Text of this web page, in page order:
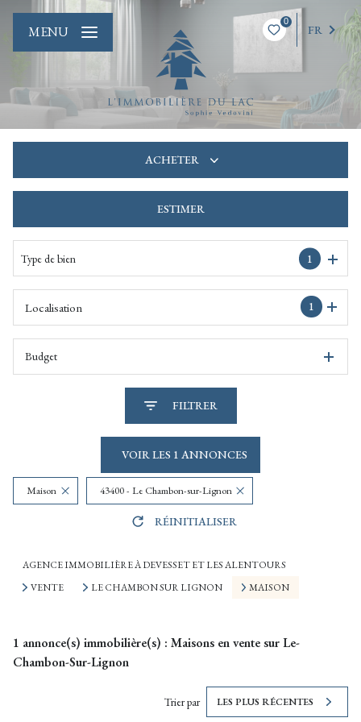
0
FR
MENU
ACHETER
De l'immo pro
ESTIMER
Type de bien 1
1
Localisation
Budget
FILTRER
VOIR LES 1 ANNONCES
Maison 43400 - Le Chambon-sur-Lignon
RÉINITIALISER
AGENCE IMMOBILIÈRE À DEVESSET ET LES ALENTOURS
VENTE
LE CHAMBON SUR LIGNON MAISON
1 annonce(s) immobilière(s) : Maisons en vente sur Le-
Chambon-Sur-Lignon
Trier par LES PLUS RÉCENTES